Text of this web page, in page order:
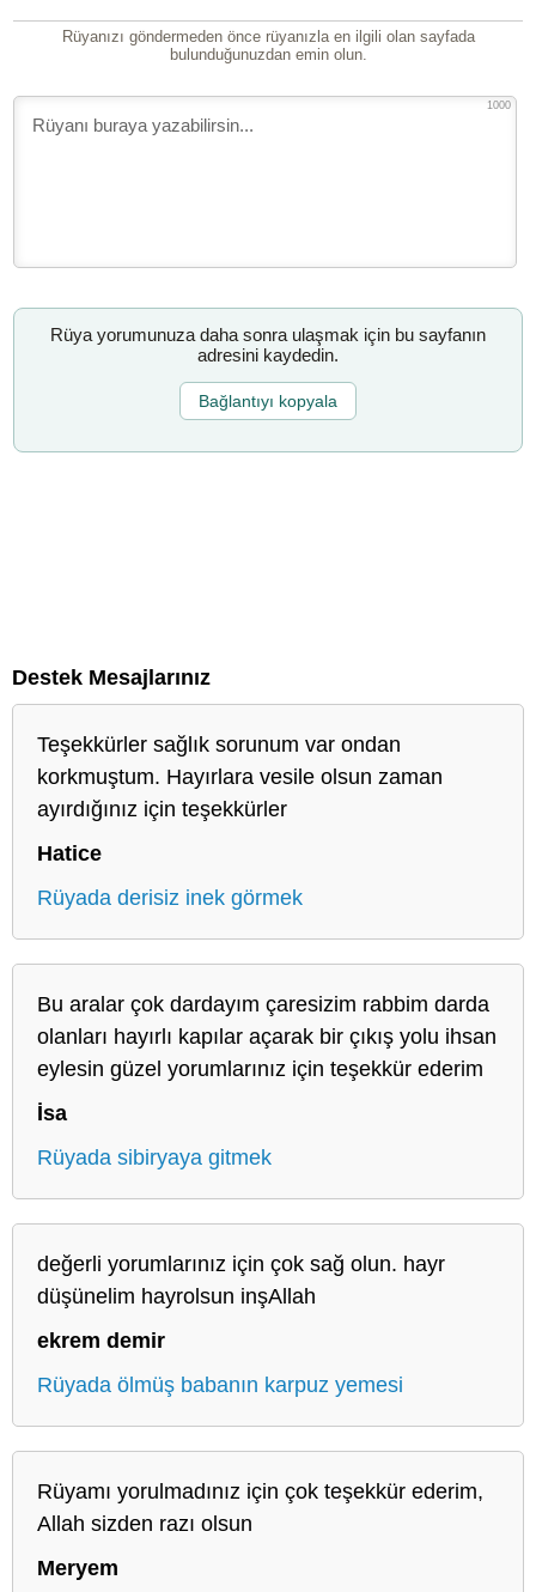
Rüyanızı göndermeden önce rüyanızla en ilgili olan sayfada
bulunduğunuzdan emin olun.
1000
Rüya yorumunuza daha sonra ulaşmak için bu sayfanın
adresini kaydedin.
Bağlantıyı kopyala
Destek Mesajlarınız
Teşekkürler sağlık sorunum var ondan
korkmuştum. Hayırlara vesile olsun zaman
ayırdığınız için teşekkürler
Hatice
Rüyada derisiz inek görmek
Bu aralar çok dardayım çaresizim rabbim darda
olanları hayırlı kapılar açarak bir çıkış yolu ihsan
eylesin güzel yorumlarınız için teşekkür ederim
İsa
Rüyada sibiryaya gitmek
değerli yorumlarınız için çok sağ olun. hayr
düşünelim hayrolsun inşAllah
ekrem demir
Rüyada ölmüş babanın karpuz yemesi
Rüyamı yorulmadınız için çok teşekkür ederim,
Allah sizden razı olsun
Meryem